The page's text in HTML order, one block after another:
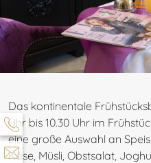
Das kontinentale
Uhr bis 10.30 Uhr im
eine große Auswahl an
Käse, Müsli, Obstsalat,